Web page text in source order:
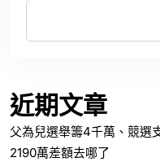
近期文章
父為兒選舉籌4千萬、競選
2190萬差額去哪了